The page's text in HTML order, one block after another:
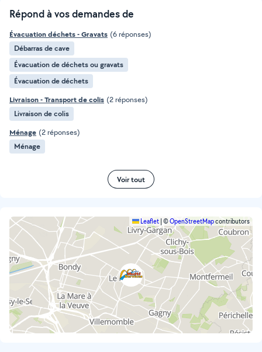
Répond à vos demandes de
Évacuation déchets - Gravats (6 réponses)
Débarras de cave
Évacuation de déchets ou gravats
Évacuation de déchets
Livraison - Transport de colis (2 réponses)
Livraison de colis
Ménage (2 réponses)
Ménage
Voir tout
Leaflet ©OpenStreetMapcontributors